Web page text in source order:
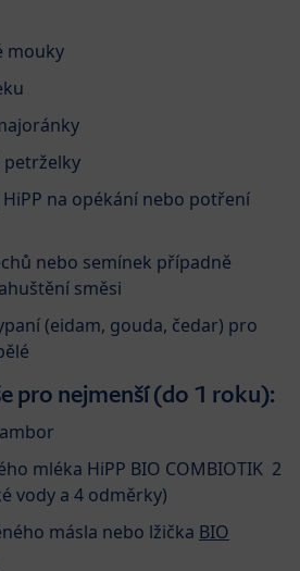
mouky
petrželky
na opékání nebo potření
nebo semínek případně
směsi
(eidam, gouda, čedar) pro
pro nejmenší (do 1 roku):
mléka HiPP BIO COMBIOTIK 2
vody a 4 odměrky)
másla nebo lžička BIO